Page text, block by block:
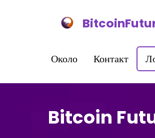
Около Контакт
Bitcoin